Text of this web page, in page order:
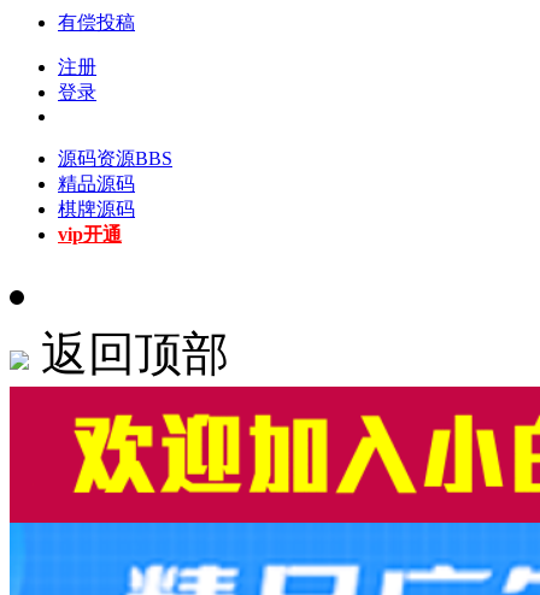
有偿投稿
注册
登录
源码资源BBS
精品源码
棋牌源码
vip开通
返回顶部